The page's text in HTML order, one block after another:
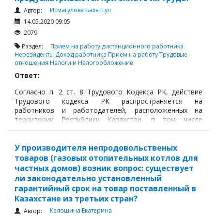
Автор:
Исмагулова Бахытгул
14.05.2020 09:05
2079
Раздел: Прием на работу дистанционного работника
Нерезиденты Доход работника Прием на работуТрудовые
отношения Налоги и Налогообложение
Ответ:
Согласно п. 2 ст. 8 Трудового Кодекса РК, действие
Трудового кодекса РК распространяется на
работников и работодателей, расположенных на
территории Республики Казахстан, в том числе
филиалы и (или) представительства иностранных
если иное не предусмотрено законами и
международными договорами, ратифицированными
Республикой Казахстан.
У производителя непродовольственых
товаров (газовых отопительных котлов для
частных домов) возник вопрос: существует
ли законодательно установленный
гарантийный срок на товар поставленный в
Казахстане из третьих стран?
Автор:
Калошина Екатерина